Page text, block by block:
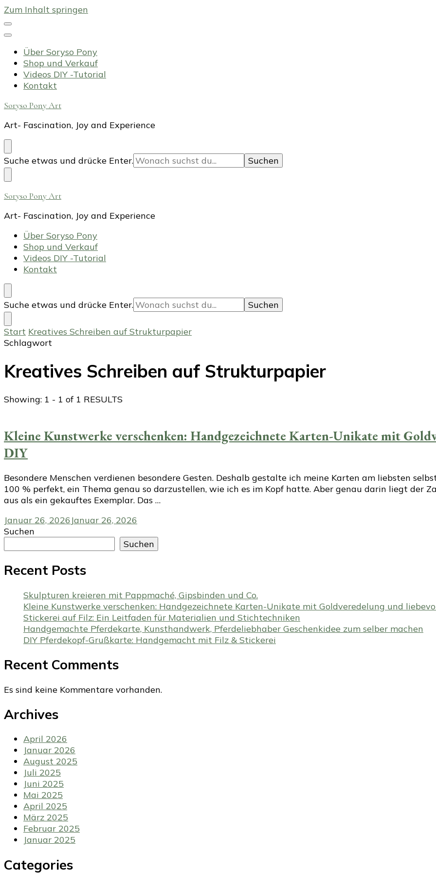
Zum Inhalt springen
Über Soryso Pony
Shop und Verkauf
Videos DIY -Tutorial
Kontakt
Soryso Pony Art
Art- Fascination, Joy and Experience
Suchst
du
nach
etwas?
Suche etwas und drücke Enter.
Soryso Pony Art
Art- Fascination, Joy and Experience
Über Soryso Pony
Shop und Verkauf
Videos DIY -Tutorial
Kontakt
Suchst
du
nach
etwas?
Suche etwas und drücke Enter.
Start Kreatives Schreiben auf Strukturpapier
Schlagwort
Kreatives Schreiben auf Strukturpapier
Showing: 1 - 1 of 1 RESULTS
Kleine Kunstwerke verschenken: Handgezeichnete Karten-Unikate mit
DIY
Besondere Menschen verdienen besondere Gesten. Deshalb gestalte ich meine Karten am liebsten
100 % perfekt, ein Thema genau so darzustellen, wie ich es im Kopf hatte. Aber genau darin liegt der
aus als ein gekauftes Exemplar. Das …
Januar 26, 2026 Januar 26, 2026
Suchen
Suchen
Recent Posts
Skulpturen kreieren mit Pappmaché, Gipsbinden und Co.
Kleine Kunstwerke verschenken: Handgezeichnete Karten-Unikate mit Goldveredelung und
Stickerei auf Filz: Ein Leitfaden für Materialien und Stichtechniken
Handgemachte Pferdekarte, Kunsthandwerk, Pferdeliebhaber Geschenkidee zum selber machen
DIY Pferdekopf-Grußkarte: Handgemacht mit Filz & Stickerei
Recent Comments
Es sind keine Kommentare vorhanden.
Archives
April 2026
Januar 2026
August 2025
Juli 2025
Juni 2025
Mai 2025
April 2025
März 2025
Februar 2025
Januar 2025
Categories